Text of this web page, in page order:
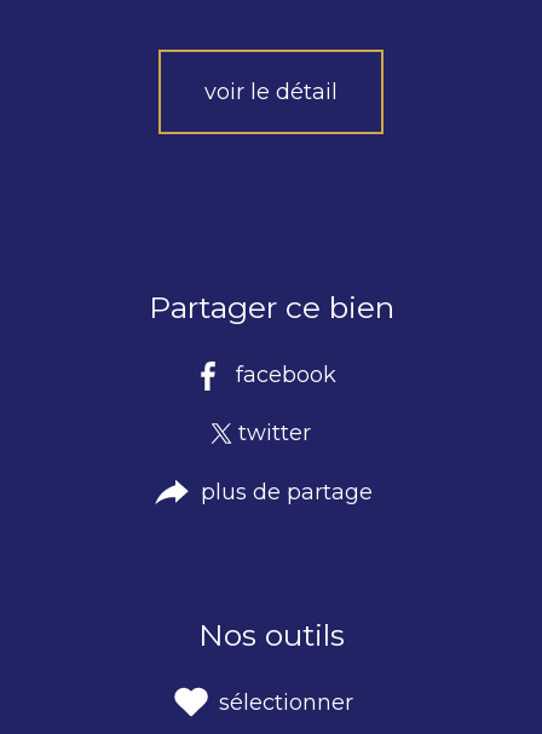
voir le détail
Partager ce bien
facebook
twitter
plus de partage
Nos outils
sélectionner